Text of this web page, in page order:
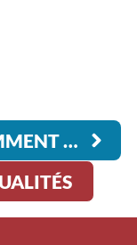
COMMENT PARLER D’AMOUR ET DE SEXUALITÉ À DES ADOLESCENTS ?